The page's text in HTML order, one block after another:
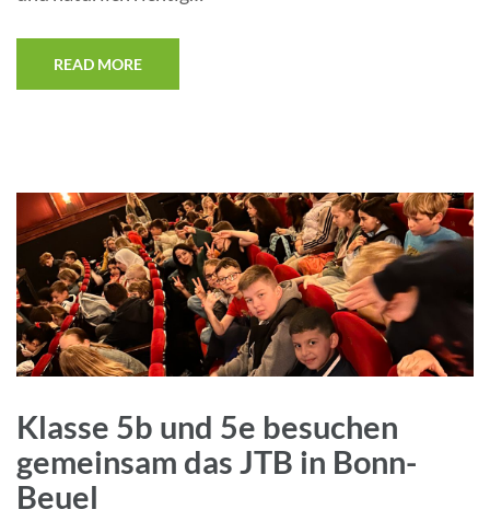
READ MORE
Klasse 5b und 5e besuchen
gemeinsam das JTB in Bonn-
Beuel